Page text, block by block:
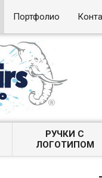
Портфолио
РУЧКИ С
ЛОГОТИПОМ